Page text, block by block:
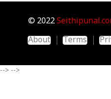
© 2022
About
Terms
--> -->